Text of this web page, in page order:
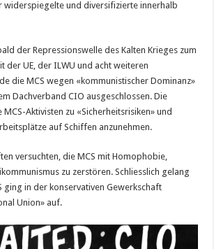
widerspiegelte und diversifizierte innerhalb
der Repressionswelle des Kalten Krieges zum
der UE, der ILWU und acht weiteren
die MCS wegen «kommunistischer Dominanz»
Dachverband CIO ausgeschlossen. Die
Aktivisten zu «Sicherheitsrisiken» und
auf Schiffen anzunehmen.
versuchten, die MCS mit Homophobie,
zu zerstören. Schliesslich gelang
ging in der konservativen Gewerkschaft
Union» auf.